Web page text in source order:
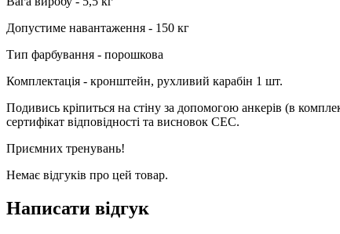
Допустиме навантаження - 150 кг
Тип фарбування - порошкова
Комплектація - кронштейн, рухливий карабін 1 шт.
Подивись кріпиться на стіну за допомогою анкерів (в
сертифікат відповідності та висновок СЕС.
Приємних тренувань!
Немає відгуків про цей товар.
Написати відгук